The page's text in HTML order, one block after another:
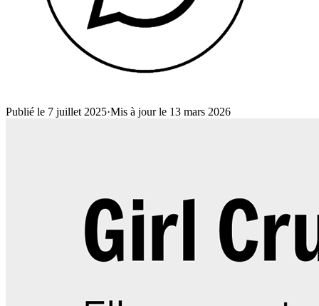
Publié le 7 juillet 2025·Mis à jour le 13 mars 2026